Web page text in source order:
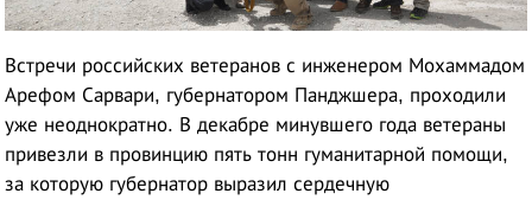
Встречи российских ветеранов с инженером Мохаммадом
Арефом Сарвари, губернатором Панджшера, проходили
уже неоднократно. В декабре минувшего года ветераны
привезли в провинцию пять тонн гуманитарной помощи,
за которую губернатор выразил сердечную